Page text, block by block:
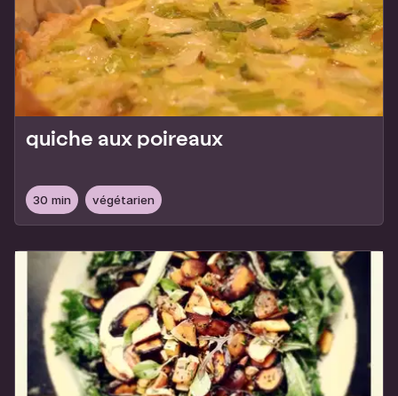
quiche aux poireaux
30 min végétarien